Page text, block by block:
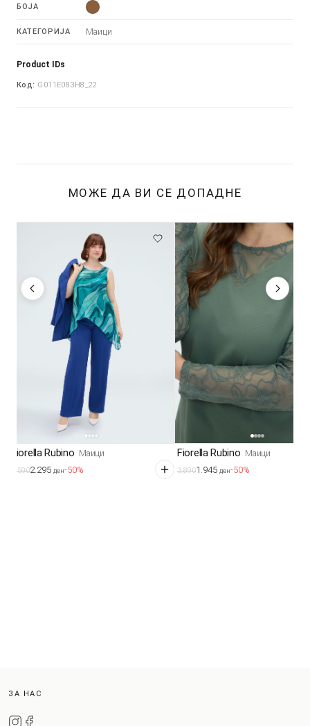
БОЈА
КАТЕГОРИЈА Маици
Product IDs
Код: G011E083H8_22
МОЖЕ ДА ВИ СЕ ДОПАДНЕ
Fiorella Rubino Маици
4.5902.295 ден-50%
Fiorella Rubino Маици
3.8901.945 ден-50%
ЗА НАС